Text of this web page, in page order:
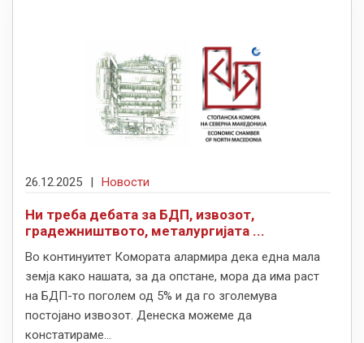
26.12.2025 | Новости
Ни треба дебата за БДП, извозот,
градежништвото, металургијата ...
Во континуитет Комората алармира дека една мала
земја како нашата, за да опстане, мора да има раст
на БДП-то поголем од 5% и да го зголемува
постојано извозот. Денеска можеме да
констатираме...